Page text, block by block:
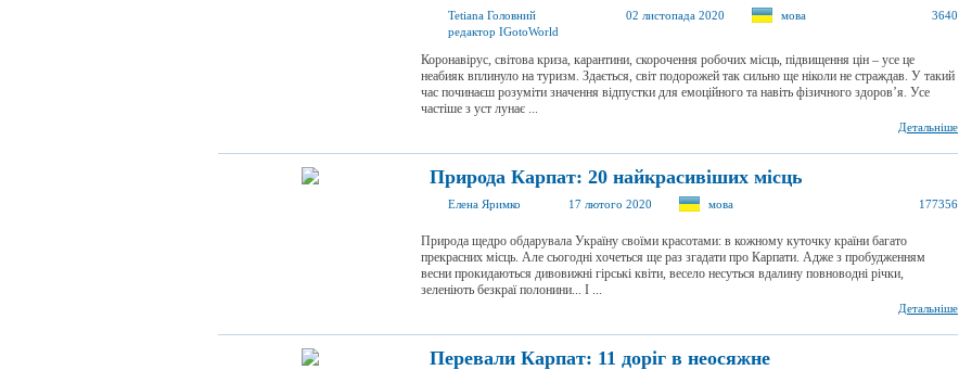
Tetiana Головний
редактор IGotoWorld
02 листопада 2020 мова 3640
Коронавірус, світова криза, карантини, скорочення робочих місць, підвищення цін – усе це
неабияк вплинуло на туризм. Здається, світ подорожей так сильно ще ніколи не страждав. У такий
час починаєш розуміти значення відпустки для емоційного та навіть фізичного здоров’я. Усе
частіше з уст лунає ...
Детальніше
Природа Карпат: 20 найкрасивіших місць
Елена Яримко 17 лютого 2020 мова 177356
Природа щедро обдарувала Україну своїми красотами: в кожному куточку країни багато
прекрасних місць. Але сьогодні хочеться ще раз згадати про Карпати. Адже з пробудженням
весни прокидаються дивовижні гірські квіти, весело несуться вдалину повноводні річки,
зеленіють безкраї полонини... І ...
Детальніше
Перевали Карпат: 11 доріг в неосяжне